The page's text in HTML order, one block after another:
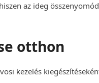
az ideg
otthon
kezelés